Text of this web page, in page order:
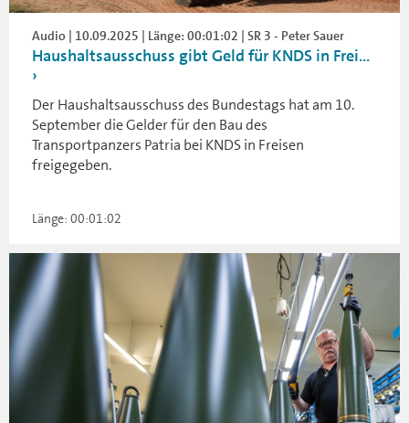
Audio | 10.09.2025 | Länge: 00:01:02 | SR 3 - Peter Sauer
Haushaltsausschuss gibt Geld für KNDS in Frei...
Der Haushaltsausschuss des Bundestags hat am 10.
September die Gelder für den Bau des
Transportpanzers Patria bei KNDS in Freisen
freigegeben.
Länge: 00:01:02